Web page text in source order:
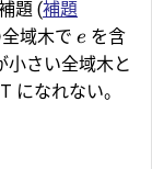
題 (補題
全域木でe を含
小さい全域木と
になれない。